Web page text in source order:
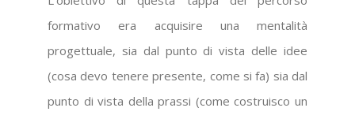
formativo era acquisire una mentalità
progettuale, sia dal punto di vista delle idee
(cosa devo tenere presente, come si fa) sia dal
punto di vista della prassi (come costruisco un